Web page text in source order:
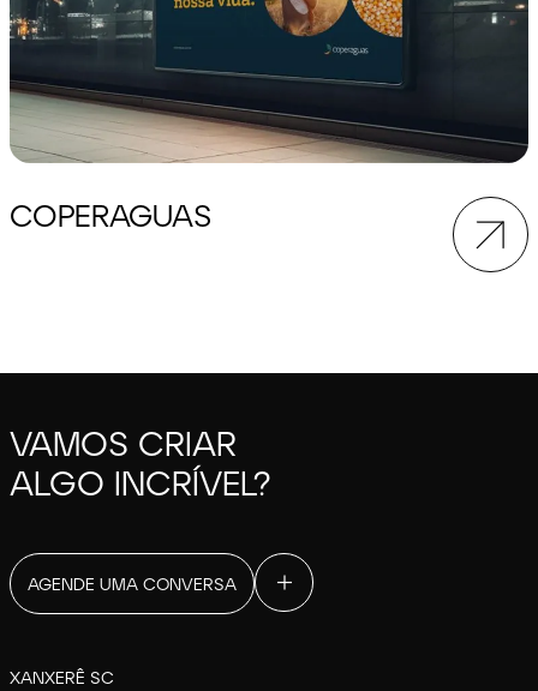
COPERAGUAS
VAMOS CRIAR
ALGO INCRÍVEL?
AGENDE UMA CONVERSA
XANXERÊ SC